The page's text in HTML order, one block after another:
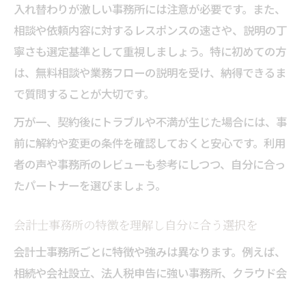
入れ替わりが激しい事務所には注意が必要です。また、
相談や依頼内容に対するレスポンスの速さや、説明の丁
寧さも選定基準として重視しましょう。特に初めての方
は、無料相談や業務フローの説明を受け、納得できるま
で質問することが大切です。
万が一、契約後にトラブルや不満が生じた場合には、事
前に解約や変更の条件を確認しておくと安心です。利用
者の声や事務所のレビューも参考にしつつ、自分に合っ
たパートナーを選びましょう。
会計士事務所の特徴を理解し自分に合う選択を
会計士事務所ごとに特徴や強みは異なります。例えば、
相続や会社設立、法人税申告に強い事務所、クラウド会